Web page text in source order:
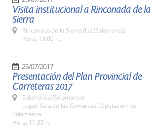
Visita institucional a Rinconada de la
Sierra
Rinconada de la Sierra (La) (Salamanca)
Hora: 13:00 h.
25/07/2017
Presentación del Plan Provincial de
Carreteras 2017
Salamanca (Salamanca)
Lugar: Sala de las Comarcas. Diputación de
Salamanca
Hora: 11:30 h.